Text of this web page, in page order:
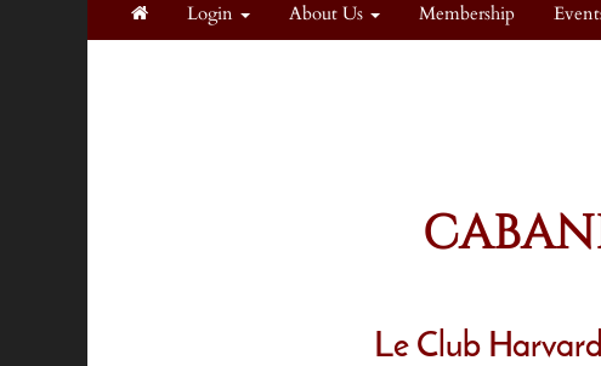
Login About Us Membership
Le Club